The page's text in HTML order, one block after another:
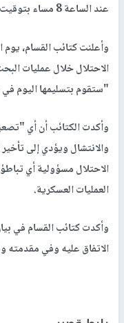
عند الساعة 8 مساء بتوقيت
وأعلنت كتائب القسام،
الاحتلال خلال عمليات
"ستقوم بتسليمها اليوم
وأكدت الكتائب أن أي
والانتشال ويؤدي إلى
الاحتلال مسؤولية أي
العمليات العسكرية.
وأكدت كتائب القسام في
الاتفاق عليه وفي